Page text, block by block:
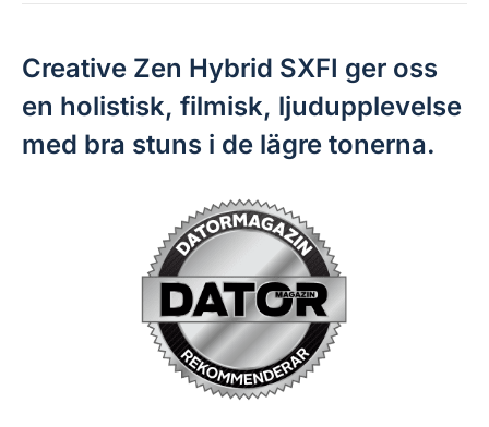
Creative Zen Hybrid SXFI ger oss
en holistisk, filmisk, ljudupplevelse
med bra stuns i de lägre tonerna.